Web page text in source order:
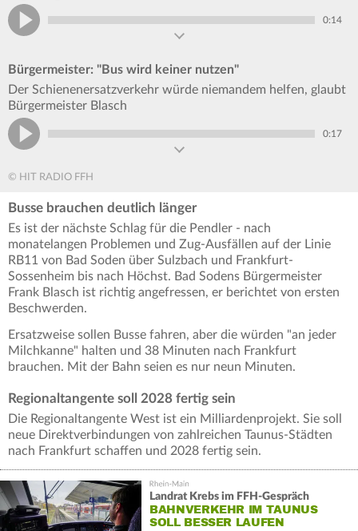
0:14
Bürgermeister: "Bus wird keiner nutzen"
Der Schienenersatzverkehr würde niemandem helfen, glaubt
Bürgermeister Blasch
0:17
© HIT RADIO FFH
Busse brauchen deutlich länger
Es ist der nächste Schlag für die Pendler - nach
monatelangen Problemen und Zug-Ausfällen auf der Linie
RB11 von Bad Soden über Sulzbach und Frankfurt-
Sossenheim bis nach Höchst. Bad Sodens Bürgermeister
Frank Blasch ist richtig angefressen, er berichtet von ersten
Beschwerden.
Ersatzweise sollen Busse fahren, aber die würden "an jeder
Milchkanne" halten und 38 Minuten nach Frankfurt
brauchen. Mit der Bahn seien es nur neun Minuten.
Regionaltangente soll 2028 fertig sein
Die Regionaltangente West ist ein Milliardenprojekt. Sie soll
neue Direktverbindungen von zahlreichen Taunus-Städten
nach Frankfurt schaffen und 2028 fertig sein.
Landrat Krebs im FFH-Gespräch
BAHNVERKEHR IM TAUNUS
SOLL BESSER LAUFEN